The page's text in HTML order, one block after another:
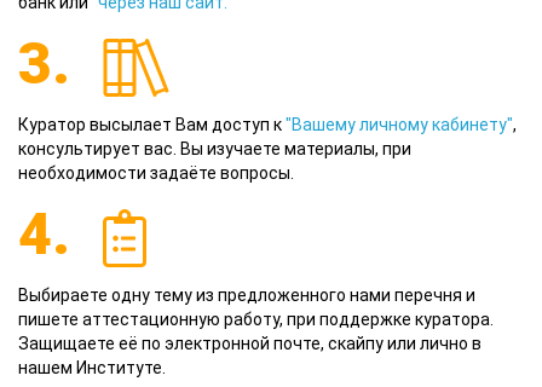
3.
Куратор высылает Вам доступ к"Вашему личному кабинету",
консультирует вас. Вы изучаете материалы, при
необходимости задаёте вопросы.
4.
Выбираете одну тему из предложенного нами перечня и
пишете аттестационную работу, при поддержке куратора.
Защищаете её по электронной почте, скайпу или лично в
нашем Институте.